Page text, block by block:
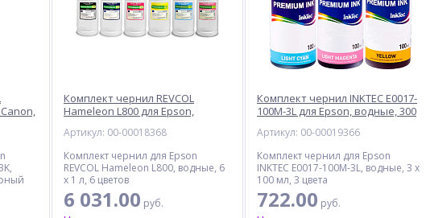
Комплект чернил REVCOL
Hameleon L800 для Epson,
Артикул: 00-00018368
Комплект чернил для Epson
REVCOL Hameleon L800, водные, 6
x 1 л, 6 цветов
6 031.00 руб.
Комплект чернил INKTEC E0017-
100M-3L для Epson, водные, 300
Артикул: 00-00019366
Комплект чернил для Epson
INKTEC E0017-100M-3L, водные, 3 x
100 мл, 3 цвета
722.00 руб.